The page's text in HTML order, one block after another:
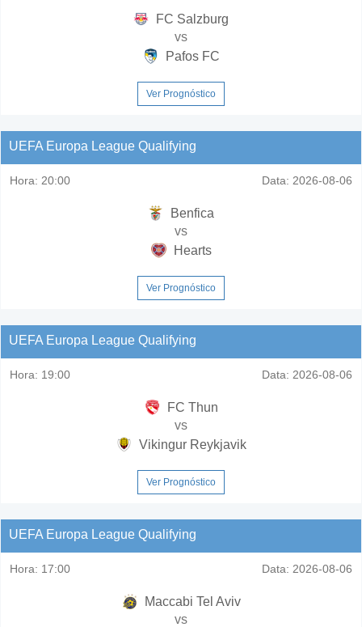
FC Salzburg
vs
Pafos FC
Ver Prognóstico
UEFA Europa League Qualifying
Hora: 20:00 Data: 2026-08-06
Benfica
vs
Hearts
Ver Prognóstico
UEFA Europa League Qualifying
Hora: 19:00 Data: 2026-08-06
FC Thun
vs
Vikingur Reykjavik
Ver Prognóstico
UEFA Europa League Qualifying
Hora: 17:00 Data: 2026-08-06
Maccabi Tel Aviv
vs